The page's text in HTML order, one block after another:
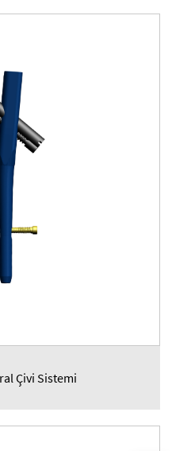
Çivi Sistemi